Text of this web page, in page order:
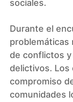
sociales.
Durante el
problemáticas
de conflictos
delictivos.
compromiso
comunidades